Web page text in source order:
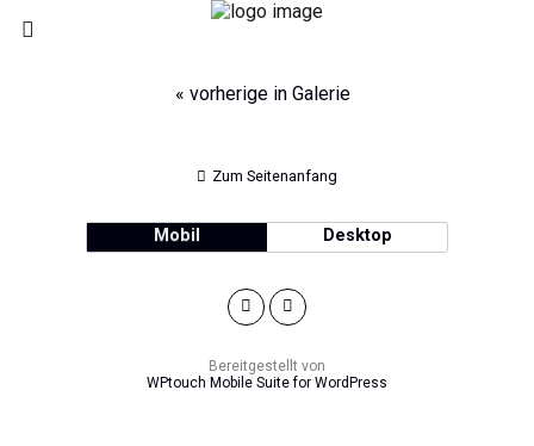
« vorherige in Galerie
Zum Seitenanfang
Mobil Desktop
Bereitgestellt von
WPtouch Mobile Suite for WordPress